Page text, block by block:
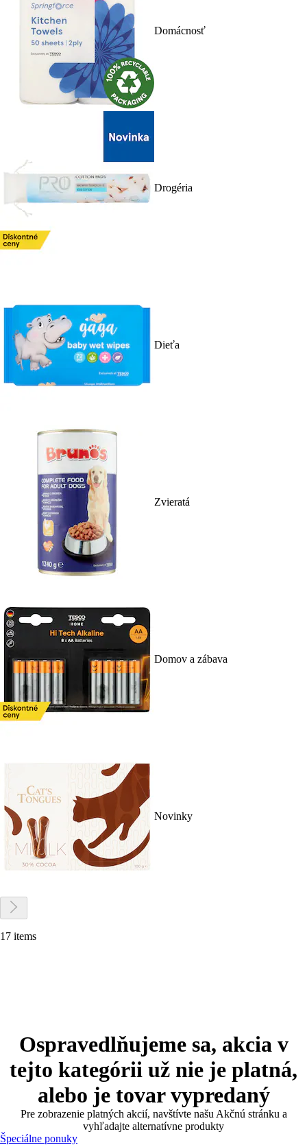
Domácnosť
Drogéria
Dieťa
Zvieratá
Domov a zábava
Novinky
17 items
Ospravedlňujeme sa, akcia v
tejto kategórii už nie je platná,
alebo je tovar vypredaný
Pre zobrazenie platných akcií, navštívte našu Akčnú stránku a
vyhľadajte alternatívne produkty
Špeciálne ponuky